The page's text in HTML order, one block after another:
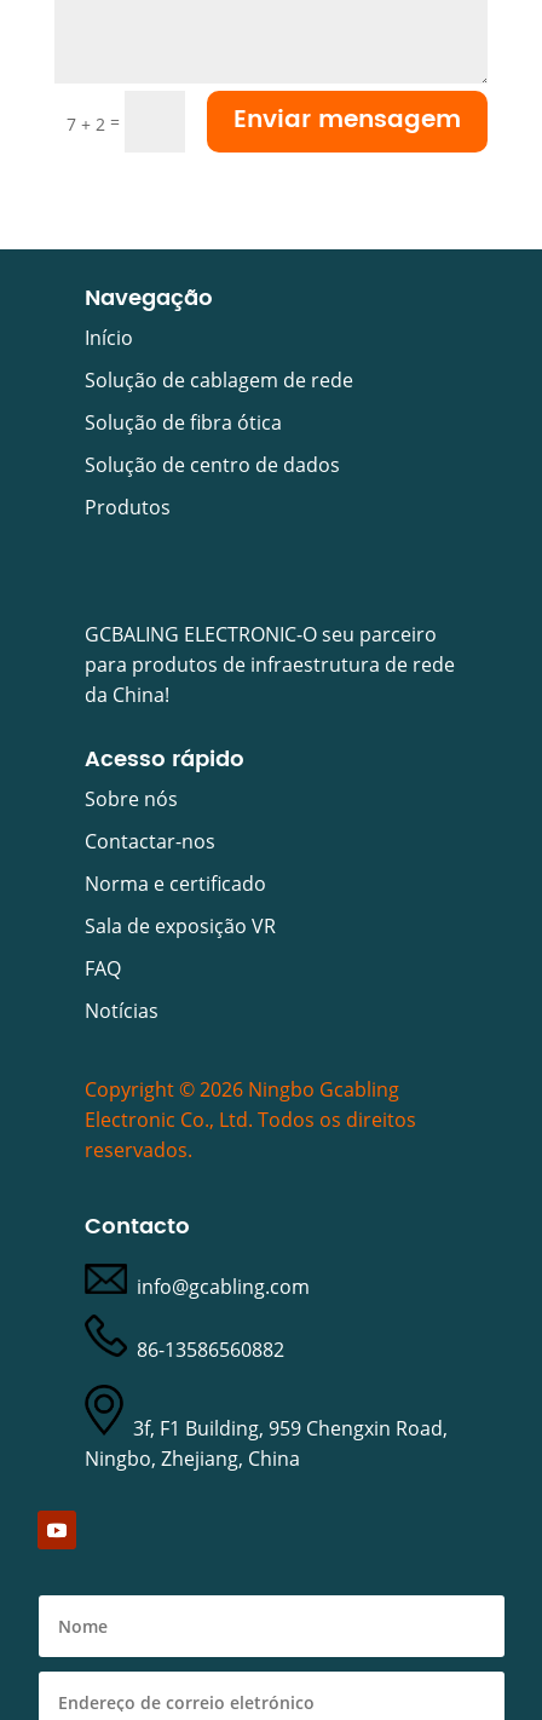
7 + 2 = Enviar mensagem
Navegação
Início
Solução de cablagem de rede
Solução de fibra ótica
Solução de centro de dados
Produtos
GCBALING ELECTRONIC-O seu parceiro
para produtos de infraestrutura de rede
da China!
Acesso rápido
Sobre nós
Contactar-nos
Norma e certificado
Sala de exposição VR
FAQ
Notícias
Copyright © 2026 Ningbo Gcabling
Electronic Co., Ltd. Todos os direitos
reservados.
Contacto
info@gcabling.com
86-13586560882
3f, F1 Building, 959 Chengxin Road,
Ningbo, Zhejiang, China